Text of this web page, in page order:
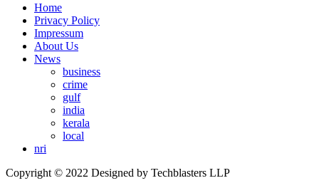
Home
Privacy Policy
Impressum
About Us
News
business
crime
gulf
india
kerala
local
nri
Copyright © 2022 Designed by Techblasters LLP